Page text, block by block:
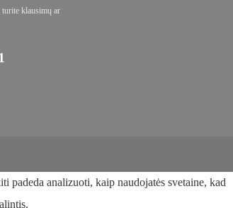
klausimų ar
padeda analizuoti, kaip naudojatės svetaine, kad